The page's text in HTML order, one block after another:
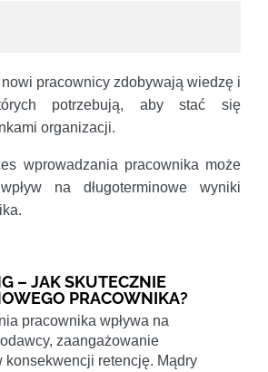
pracownicy zdobywają wiedzę i
potrzebują, aby stać się
organizacji.
wprowadzania pracownika może
na długoterminowe wyniki
– JAK SKUTECZNIE
PRACOWNIKA?
pracownika wpływa na
zaangażowanie
konsekwencji retencję. Mądry